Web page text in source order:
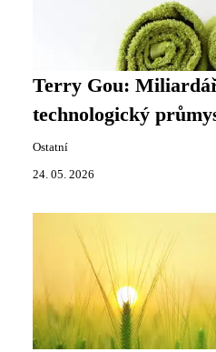
Terry Gou:
technologický
Ostatní
24. 05. 2026